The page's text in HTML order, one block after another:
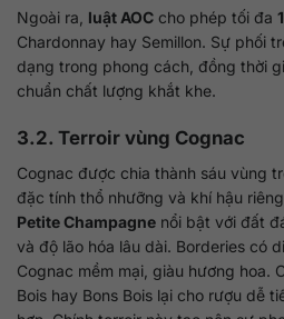
Ngoài ra, luật AOC cho phép tối đa
Chardonnay hay Semillon. Sự phối
dạng trong phong cách, đồng thời
chuẩn chất lượng khắt khe.
3.2. Terroir vùng Cognac
Cognac được chia thành sáu vùng
đặc tính thổ nhưỡng và khí hậu
Petite Champagne nổi bật với đất
và độ lão hóa lâu dài. Borderies có
Cognac mềm mại, giàu hương hoa.
Bois hay Bons Bois lại cho rượu dễ